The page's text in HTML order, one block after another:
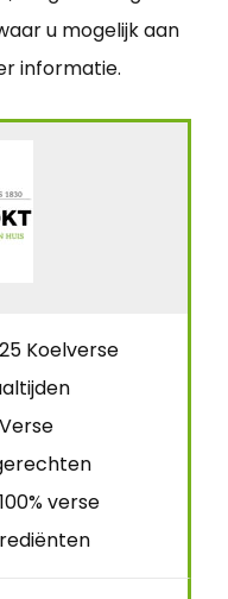
u mogelijk aan
informatie.
25 Koelverse
Verse
100% verse